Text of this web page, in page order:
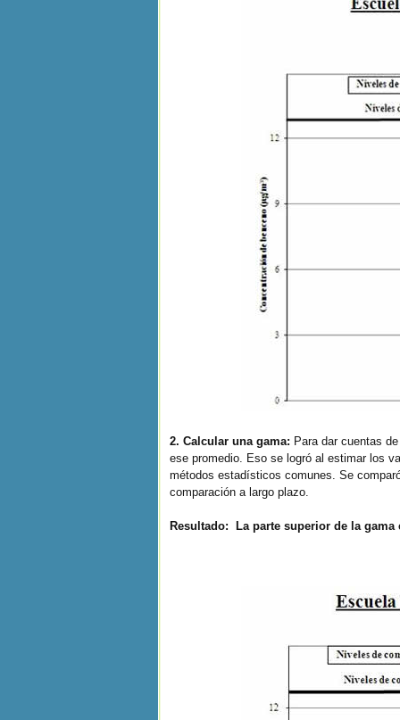
2. Calcular una gama: Para dar cuentas
ese promedio. Eso se logró al estimar los
métodos estadísticos comunes. Se
comparación a largo plazo.
Resultado: La parte superior de la